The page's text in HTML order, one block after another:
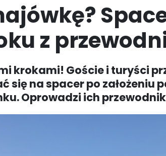
z
krokami! Goście i turyści
się na spacer po założeniu
Oprowadzi ich przewodnik